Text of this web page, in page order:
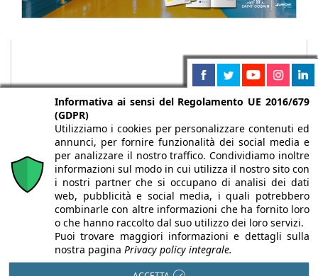
Chi siamo Autori Per la tua pubblicità
Iscriviti alla
newsletter
Informativa ai sensi del Regolamento UE 2016/679
(GDPR)
Utilizziamo i cookies per personalizzare contenuti ed
annunci, per fornire funzionalità dei social media e
per analizzare il nostro traffico. Condividiamo inoltre
informazioni sul modo in cui utilizza il nostro sito con
i nostri partner che si occupano di analisi dei dati
web, pubblicità e social media, i quali potrebbero
combinarle con altre informazioni che ha fornito loro
o che hanno raccolto dal suo utilizzo dei loro servizi.
Puoi trovare maggiori informazioni e dettagli sulla
nostra pagina Privacy policy integrale.